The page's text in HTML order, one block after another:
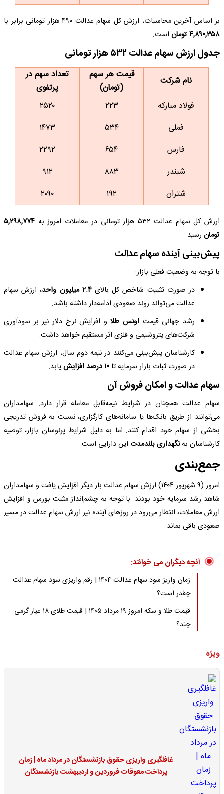
بر اساس آخرین محاسبات، ارزش کل سهام عدالت ۴۹۰ هزار تومانی برابر با
۴,۸۹۰,۳۵۸ تومان
است.
جدول ارزش سهام عدالت ۵۳۲ هزار تومانی
نام شرکت
قیمت هر سهم
(تومان)
تعداد سهم در
پرتفوی
فولاد مبارکه
۲۲۳
۲۵۲۰
فملی
۵۳۴
۱۴۷۳
فارس
۶۵۴
۲۲۹۲
شبندر
۸۸۳
۹۱۲
شتران
۱۹۲ ۲۰۹۰
ارزش کل سهام عدالت ۵۳۲ هزار تومانی در معاملات امروز به
۵,۲۹۸,۷۷۴
تومان رسید.
پیش‌بینی آینده سهام عدالت
با توجه به وضعیت فعلی بازار:
در صورت تثبیت شاخص کل بالای۲.۴ میلیون واحد
، ارزش سهام
عدالت می‌تواند روند صعودی ادامه‌دار داشته باشد.
رشد جهانی قیمت اونس طلاو افزایش نرخ دلار نیز بر سودآوری
شرکت‌های پتروشیمی و فلزی اثر مستقیم خواهد داشت.
کارشناسان پیش‌بینی می‌کنند در نیمه دوم سال، ارزش سهام عدالت
در صورت ثبات بازار سرمایه تا ۱۰ درصد افزایش یابد.
سهام عدالت و امکان فروش آن
سهام عدالت همچنان در شرایط نیمه‌قابل معامله قرار دارد. سهامداران
می‌توانند از طریق بانک‌ها یا سامانه‌های کارگزاری، نسبت به فروش تدریجی
بخشی از سهام خود اقدام کنند. اما به دلیل شرایط پرنوسان بازار، توصیه
کارشناسان بهنگهداری بلندمدت این دارایی است.
جمع‌بندی
امروز (۹ شهریور ۱۴۰۴) ارزش سهام عدالت بار دیگر افزایش یافت و سهامداران
شاهد رشد سرمایه خود بودند. با توجه به چشم‌انداز مثبت بورس و افزایش
ارزش معاملات، انتظار می‌رود در روزهای آینده نیز ارزش سهام عدالت در مسیر
صعودی باقی بماند.
آنچه دیگران می خوانند:
زمان واریز سود سهام عدالت ۱۴۰۴ | رقم واریزی سود سهام عدالت
چقدر است؟
قیمت طلا و سکه امروز ۱۹ مرداد ۱۴۰۵ | قیمت طلای ۱۸ عیار گرمی
چند؟
ویژه
غافلگیری واریزی حقوق بازنشستگان در مرداد ماه | زمان
پرداخت معوقات فروردین و اردیبهشت بازنشستگان